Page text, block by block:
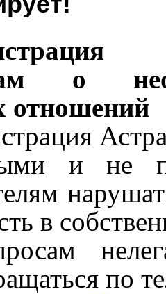
о
отношений
и не
в
по